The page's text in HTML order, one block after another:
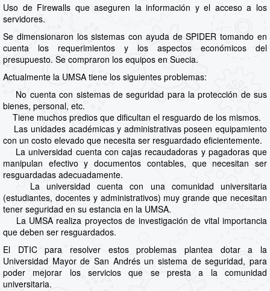
Uso de Firewalls que aseguren la información y el acceso a los
servidores.
Se dimensionaron los sistemas con ayuda de SPIDER tomando en
cuenta los requerimientos y los aspectos económicos del
presupuesto. Se compraron los equipos en Suecia.
Actualmente la UMSA tiene los siguientes problemas:
No cuenta con sistemas de seguridad para la protección de sus
bienes, personal, etc.
Tiene muchos predios que dificultan el resguardo de los mismos.
Las unidades académicas y administrativas poseen equipamiento
con un costo elevado que necesita ser resguardado eficientemente.
La universidad cuenta con cajas recaudadoras y pagadoras que
manipulan efectivo y documentos contables, que necesitan ser
resguardadas adecuadamente.
La universidad cuenta con una comunidad universitaria
(estudiantes, docentes y administrativos) muy grande que necesitan
tener seguridad en su estancia en la UMSA.
La UMSA realiza proyectos de investigación de vital importancia
que deben ser resguardados.
El DTIC para resolver estos problemas plantea dotar a la
Universidad Mayor de San Andrés un sistema de seguridad, para
poder mejorar los servicios que se presta a la comunidad
universitaria.